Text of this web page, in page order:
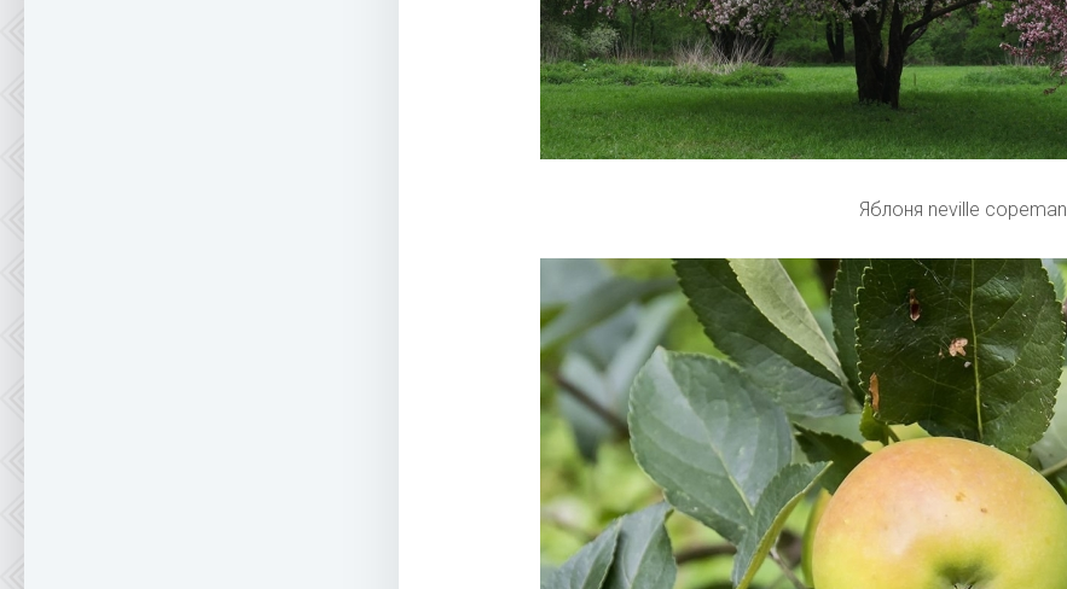
Яблоня neville copeman